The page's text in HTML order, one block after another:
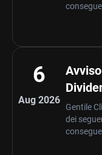
6
Aug 2026
Gentile
dei